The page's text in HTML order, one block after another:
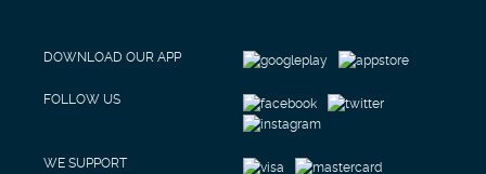
DOWNLOAD OUR APP
FOLLOW US
WE SUPPORT